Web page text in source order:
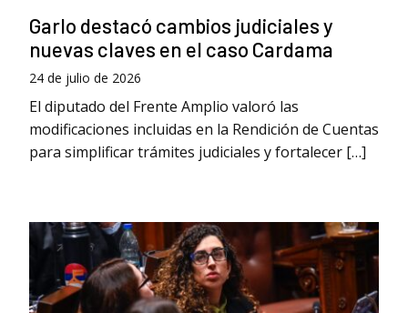
Garlo destacó cambios judiciales y
nuevas claves en el caso Cardama
24 de julio de 2026
El diputado del Frente Amplio valoró las
modificaciones incluidas en la Rendición de Cuentas
para simplificar trámites judiciales y fortalecer […]